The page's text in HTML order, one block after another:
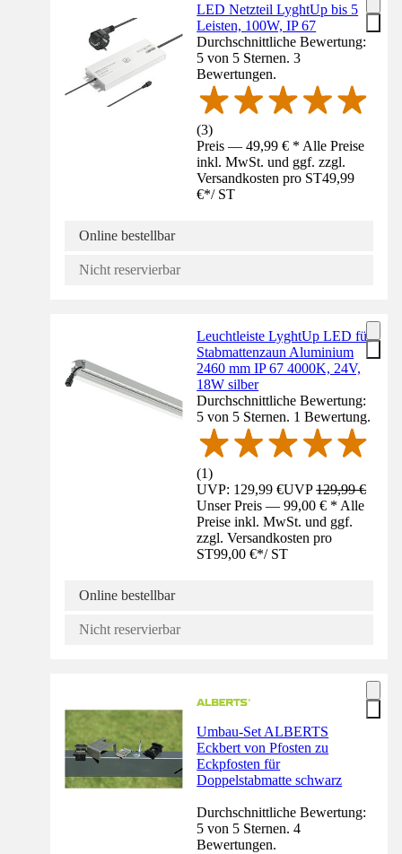
LED Netzteil LyghtUp bis 5
Leisten, 100W, IP 67
Durchschnittliche Bewertung:
5 von 5 Sternen. 3
Bewertungen.
(3)
Preis — 49,99 € * Alle Preise
inkl. MwSt. und ggf. zzgl.
Versandkosten pro ST49,99
€*/ ST
Online bestellbar
Nicht reservierbar
Leuchtleiste LyghtUp LED für
Stabmattenzaun Aluminium
2460 mm IP 67 4000K, 24V,
18W silber
Durchschnittliche Bewertung:
5 von 5 Sternen. 1 Bewertung.
(1)
UVP: 129,99 €UVP129,99 €
Unser Preis — 99,00 € * Alle
Preise inkl. MwSt. und ggf.
zzgl. Versandkosten pro
ST99,00 €*/ ST
Online bestellbar
Nicht reservierbar
Umbau-Set ALBERTS
Eckbert von Pfosten zu
Eckpfosten für
Doppelstabmatte schwarz
Durchschnittliche Bewertung:
5 von 5 Sternen. 4
Bewertungen.